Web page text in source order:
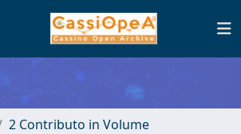
2 Contributo in Volume